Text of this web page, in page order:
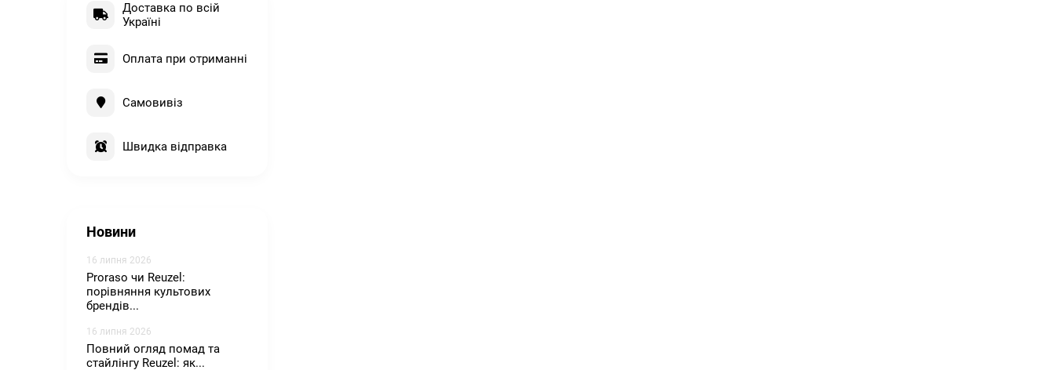
Доставка по всій
Україні
Оплата при отриманні
Самовивіз
Швидка відправка
Новини
16 липня 2026
Proraso чи Reuzel:
порівняння культових
брендів...
16 липня 2026
Повний огляд помад та
стайлінгу Reuzel: як...